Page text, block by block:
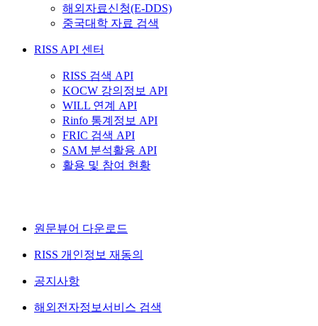
해외자료신청(E-DDS)
중국대학 자료 검색
RISS API 센터
RISS 검색 API
KOCW 강의정보 API
WILL 연계 API
Rinfo 통계정보 API
FRIC 검색 API
SAM 분석활용 API
활용 및 참여 현황
원문뷰어 다운로드
RISS 개인정보 재동의
공지사항
해외전자정보서비스 검색